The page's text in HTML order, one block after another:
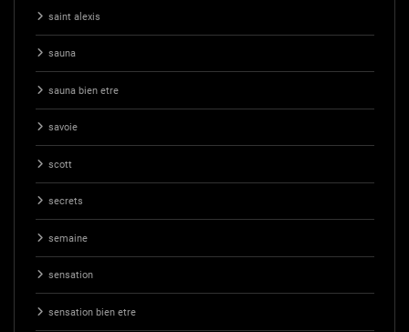
saint alexis
sauna
sauna bien etre
savoie
scott
secrets
semaine
sensation
sensation bien etre